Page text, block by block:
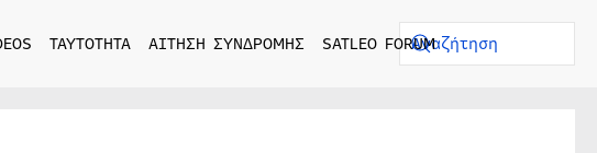
ΤΑΥΤΟΤΗΤΑ ΑΙΤΗΣΗ ΣΥΝΔΡΟΜΗΣ SATLEO FORUM